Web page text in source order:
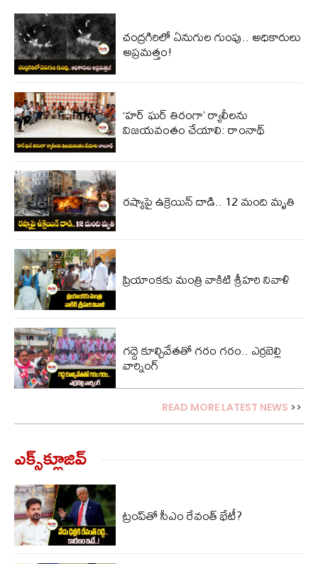
చంద్రగిరిలో ఏనుగుల గుంపు.. అధికారులు
అప్రమత్తం!
‘హర్ ఘర్ తిరంగా’ ర్యాలీలను
విజయవంతం చేయాలి: రాంనాథ్
రష్యాపై ఉక్రెయిన్ దాడి.. 12 మంది మృతి
ప్రియాంక‌కు మంత్రి వాకిటి శ్రీహ‌రి నివాళి
గద్దె కూల్చివేతతో గరం గరం.. ఎర్రబెల్లి
వార్నింగ్
READ MORE LATEST NEWS >>
ఎక్స్‌క్లూజివ్‌
ట్రంప్‌తో సీఎం రేవంత్ భేటీ?